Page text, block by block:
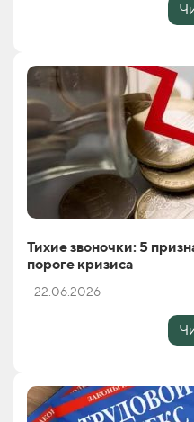
Тихие звоночки: 5
пороге кризиса
22.06.2026